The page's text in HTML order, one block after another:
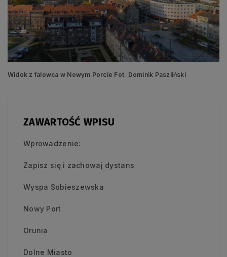
Widok z falowca w Nowym Porcie Fot. Dominik Paszliński
ZAWARTOŚĆ WPISU
Wprowadzenie:
Zapisz się i zachowaj dystans
Wyspa Sobieszewska
Nowy Port
Orunia
Dolne Miasto